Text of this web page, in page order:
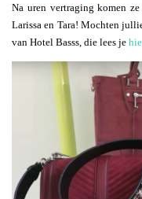
Na uren vertraging komen
Larissa en Tara! Mochten
van Hotel Basss, die lees je